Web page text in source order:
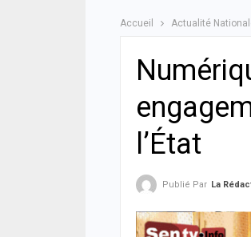
Accueil Actualité
l’État
Publié Par La Rédaction De